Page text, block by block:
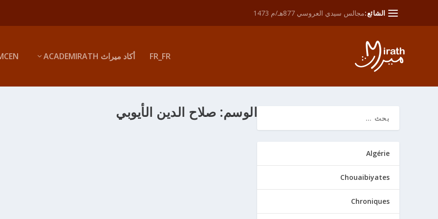
الشائع:مجالس سيدي العروسي 877هـ/م 1473
FR_FR أكاد ميراث ACADEMIRATH
الوسم: صلاح الدين الأيوبي
Algérie
Chouaibiyates
Chroniques